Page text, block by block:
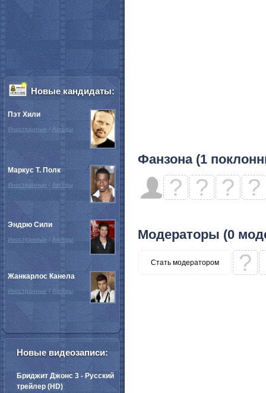
Фанзона (1
? ? ? ?
Модераторы (0
Стать модератором ?
Новые кандидаты:
Пэт Хили
Иностранные / Актёры
Маркус Т. Полк
Иностранные / Актёры
Эндрю Сили
Иностранные / Актёры
Жанкарлос Канела
Иностранные / Актёры
Новые видеозаписи:
Бриджит Джонс 3 - Русский
трейлер (HD)